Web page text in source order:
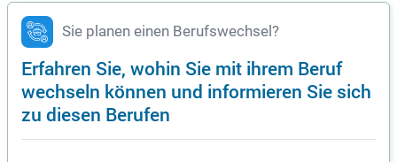
Sie planen einen Berufswechsel?
Erfahren Sie, wohin Sie mit ihrem Beruf
wechseln können und informieren Sie sich
zu diesen Berufen